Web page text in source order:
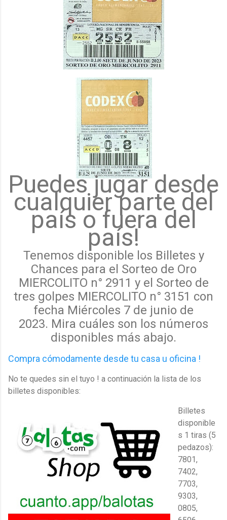
Puedes jugar desde
cualquier parte del
país o fuera del
país!
Tenemos disponible los Billetes y
Chances para el Sorteo de Oro
MIERCOLITO n° 2911 y el Sorteo de
tres golpes MIERCOLITO n° 3151 con
fecha Miércoles 7 de junio de
2023. Mira cuáles son los números
disponibles más abajo.
Compra cómodamente desde tu casa u oficina !
No te quedes sin el tuyo ! a continuación la lista de los
billetes disponibles:
Billetes
disponible
s 1 tiras (5
pedazos):
7801,
7402,
7703,
9303,
0805,